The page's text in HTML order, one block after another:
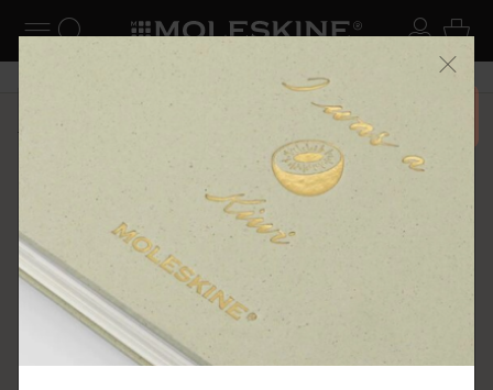
ナビゲーションの切替 ログ
検索 (キーワードなど) カ
6,500円以上のご購入で送料無料 メニ
ーを閉じる
ショップ 12カ月ダイアリー